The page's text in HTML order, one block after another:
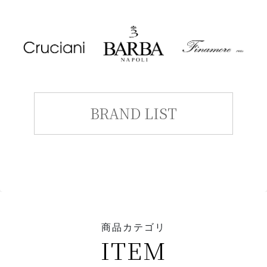
BRAND LIST
商品カテゴリ
ITEM